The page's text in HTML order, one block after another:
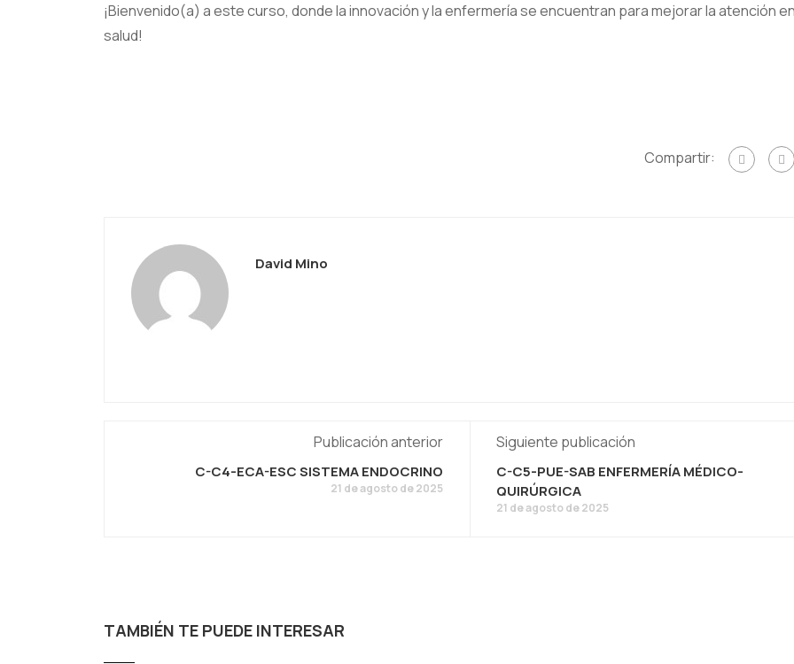
¡Bienvenido(a) a este curso, donde la innovación y la enfermería se encuentran para mejorar la atención
salud!
Compartir:
David Mino
Publicación anterior
C-C4-ECA-ESC SISTEMA ENDOCRINO
21 de agosto de 2025
Siguiente publicación
C-C5-PUE-SAB ENFERMERÍA MÉDICO-
QUIRÚRGICA
21 de agosto de 2025
TAMBIÉN TE PUEDE INTERESAR